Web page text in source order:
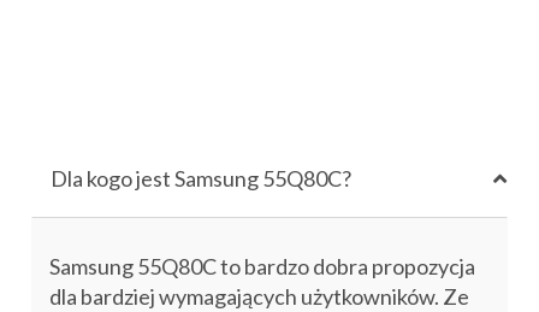
Dla kogo jest Samsung 55Q80C?
Samsung 55Q80Ctobardzo dobra propozycja
dla bardziej wymagających użytkowników. Ze